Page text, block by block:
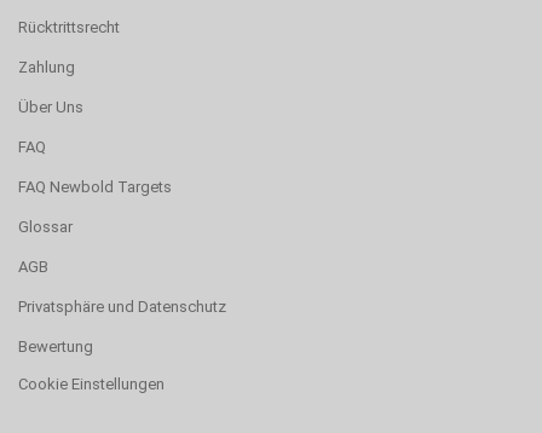
Rücktrittsrecht
Zahlung
Über Uns
FAQ
FAQ Newbold Targets
Glossar
AGB
Privatsphäre und Datenschutz
Bewertung
Cookie Einstellungen